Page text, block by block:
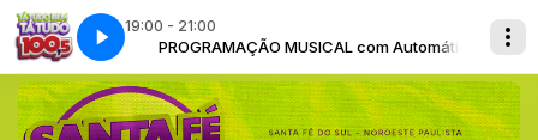
19:00 - 21:00
Automático PROGRAMAÇÃO MUSICAL com Automático